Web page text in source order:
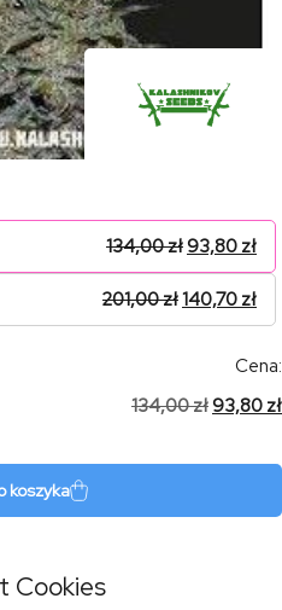
134,00zł93,80 zł
201,00zł140,70 zł
Cena:
134,00zł93,80 zł
koszyka
Cookies